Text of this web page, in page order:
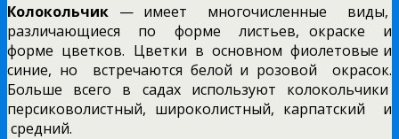
Колокольчик — имеет многочисленные виды,
различающиеся по форме листьев, окраске и
форме цветков. Цветки в основном фиолетовые и
синие, но встречаются белой и розовой окрасок.
Больше всего в садах используют колокольчики
персиковолистный, широколистный, карпатский и
средний.